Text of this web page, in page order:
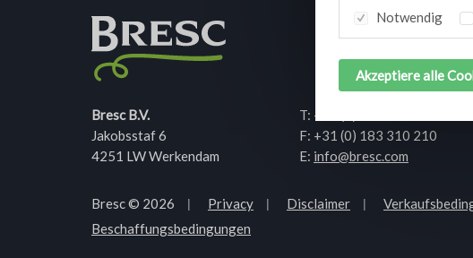
Notwendig
Akzeptiere alle
Bresc B.V.
Jakobsstaf 6
4251 LW Werkendam
T: +31 (0) 183 200 000
F: +31 (0) 183 310 210
E: info@bresc.com
Bresc © 2026 Privacy Disclaimer
Beschaffungsbedingungen